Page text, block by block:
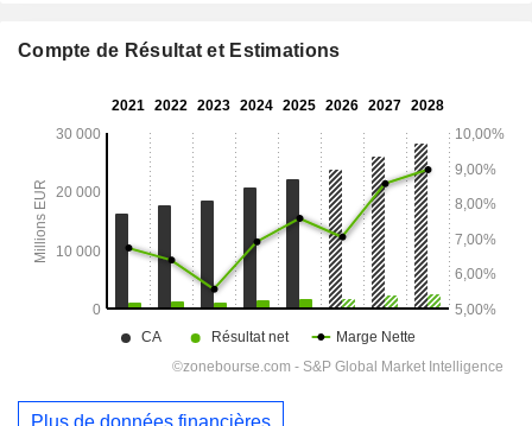
Compte de Résultat et Estimations
Plus de données financières